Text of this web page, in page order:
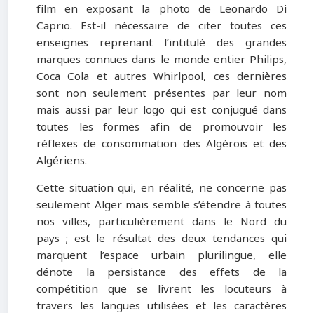
film en exposant la photo de Leonardo Di
Caprio. Est-il nécessaire de citer toutes ces
enseignes reprenant l’intitulé des grandes
marques connues dans le monde entier Philips,
Coca Cola et autres Whirlpool, ces dernières
sont non seulement présentes par leur nom
mais aussi par leur logo qui est conjugué dans
toutes les formes afin de promouvoir les
réflexes de consommation des Algérois et des
Algériens.
Cette situation qui, en réalité, ne concerne pas
seulement Alger mais semble s’étendre à toutes
nos villes, particulièrement dans le Nord du
pays ; est le résultat des deux tendances qui
marquent l’espace urbain plurilingue, elle
dénote la persistance des effets de la
compétition que se livrent les locuteurs à
travers les langues utilisées et les caractères